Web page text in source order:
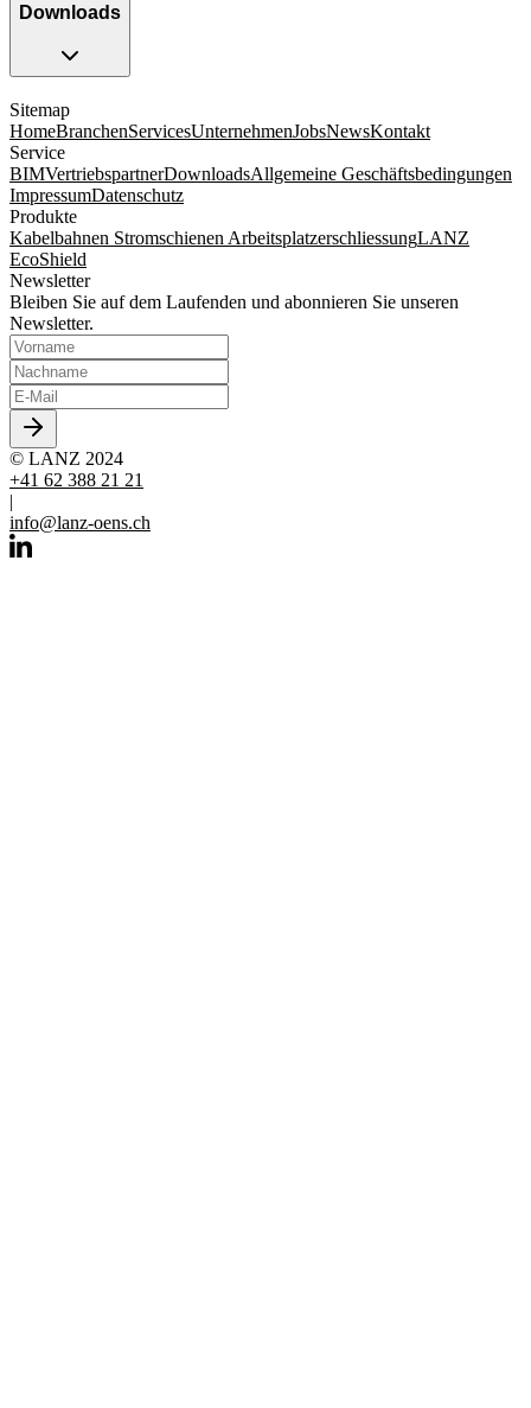
Downloads
Sitemap
HomeBranchenServicesUnternehmenJobsNewsKontakt
Service
BIMVertriebspartnerDownloadsAllgemeine Geschäftsbedingungen
ImpressumDatenschutz
Produkte
Kabelbahnen Stromschienen ArbeitsplatzerschliessungLANZ
EcoShield
Newsletter
Bleiben Sie auf dem Laufenden und abonnieren Sie unseren
Newsletter.
© LANZ 2024
+41 62 388 21 21
|
info@lanz-oens.ch